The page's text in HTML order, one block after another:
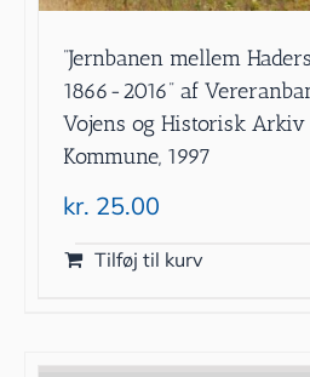
”Jernbanen mellem
1866-2016” af
Vojens og Historisk
Kommune, 1997
kr. 25.00
Tilføj til kurv